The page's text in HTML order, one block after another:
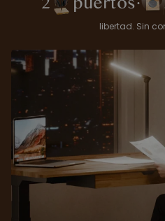
libertad. Sin